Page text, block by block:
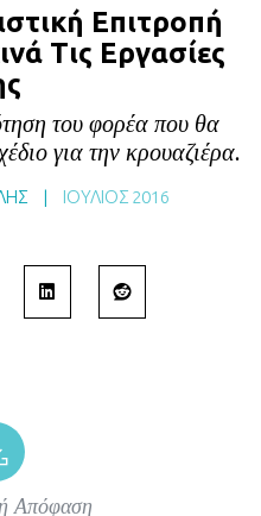
BLOG
ABOUT
ΕΚΔΟΣΕΙΣ
Επιτροπή
Τις Εργασίες
του φορέα που θα
για την κρουαζιέρα.
| ΙΟΎΛΙΟΣ 2016
Απόφαση